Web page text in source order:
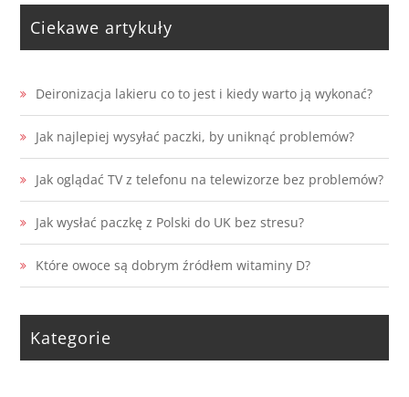
Ciekawe artykuły
Deironizacja lakieru co to jest i kiedy warto ją wykonać?
Jak najlepiej wysyłać paczki, by uniknąć problemów?
Jak oglądać TV z telefonu na telewizorze bez problemów?
Jak wysłać paczkę z Polski do UK bez stresu?
Które owoce są dobrym źródłem witaminy D?
Kategorie